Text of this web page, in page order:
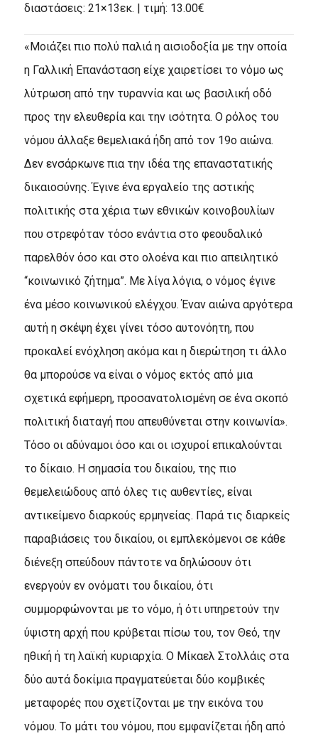
διαστάσεις: 21×13εκ. | τιμή: 13.00€
«Μοιάζει πιο πολύ παλιά η αισιοδοξία με την οποία
η Γαλλική Επανάσταση είχε χαιρετίσει το νόμο ως
λύτρωση από την τυραννία και ως βασιλική οδό
προς την ελευθερία και την ισότητα. Ο ρόλος του
νόμου άλλαξε θεμελιακά ήδη από τον 19ο αιώνα.
Δεν ενσάρκωνε πια την ιδέα της επαναστατικής
δικαιοσύνης. Έγινε ένα εργαλείο της αστικής
πολιτικής στα χέρια των εθνικών κοινοβουλίων
που στρεφόταν τόσο ενάντια στο φεουδαλικό
παρελθόν όσο και στο ολοένα και πιο απειλητικό
“κοινωνικό ζήτημα”. Με λίγα λόγια, ο νόμος έγινε
ένα μέσο κοινωνικού ελέγχου. Έναν αιώνα αργότερα
αυτή η σκέψη έχει γίνει τόσο αυτονόητη, που
προκαλεί ενόχληση ακόμα και η διερώτηση τι άλλο
θα μπορούσε να είναι ο νόμος εκτός από μια
σχετικά εφήμερη, προσανατολισμένη σε ένα σκοπό
πολιτική διαταγή που απευθύνεται στην κοινωνία».
Τόσο οι αδύναμοι όσο και οι ισχυροί επικαλούνται
το δίκαιο. Η σημασία του δικαίου, της πιο
θεμελειώδους από όλες τις αυθεντίες, είναι
αντικείμενο διαρκούς ερμηνείας. Παρά τις διαρκείς
παραβιάσεις του δικαίου, οι εμπλεκόμενοι σε κάθε
διένεξη σπεύδουν πάντοτε να δηλώσουν ότι
ενεργούν εν ονόματι του δικαίου, ότι
συμμορφώνονται με το νόμο, ή ότι υπηρετούν την
ύψιστη αρχή που κρύβεται πίσω του, τον Θεό, την
ηθική ή τη λαϊκή κυριαρχία. Ο Μίκαελ Στολλάις στα
δύο αυτά δοκίμια πραγματεύεται δύο κομβικές
μεταφορές που σχετίζονται με την εικόνα του
νόμου. Το μάτι του νόμου, που εμφανίζεται ήδη από